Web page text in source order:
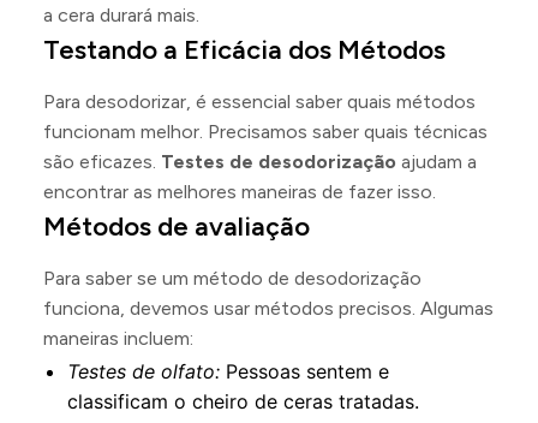
a cera durará mais.
Testando a Eficácia dos Métodos
Para desodorizar, é essencial saber quais métodos
funcionam melhor. Precisamos saber quais técnicas
são eficazes. Testes de desodorização ajudam a
encontrar as melhores maneiras de fazer isso.
Métodos de avaliação
Para saber se um método de desodorização
funciona, devemos usar métodos precisos. Algumas
maneiras incluem:
Testes de olfato: Pessoas sentem e
classificam o cheiro de ceras tratadas.